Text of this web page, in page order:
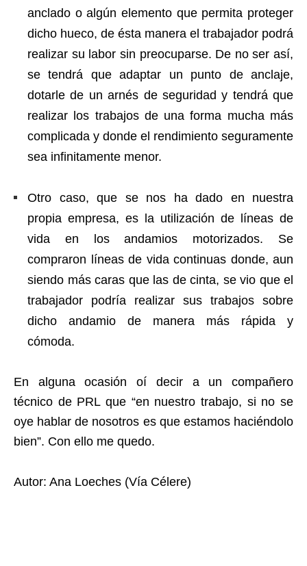
anclado o algún elemento que permita proteger
dicho hueco, de ésta manera el trabajador podrá
realizar su labor sin preocuparse. De no ser así,
se tendrá que adaptar un punto de anclaje,
dotarle de un arnés de seguridad y tendrá que
realizar los trabajos de una forma mucha más
complicada y donde el rendimiento seguramente
sea infinitamente menor.
Otro caso, que se nos ha dado en nuestra
propia empresa, es la utilización de líneas de
vida en los andamios motorizados. Se
compraron líneas de vida continuas donde, aun
siendo más caras que las de cinta, se vio que el
trabajador podría realizar sus trabajos sobre
dicho andamio de manera más rápida y
cómoda.
En alguna ocasión oí decir a un compañero
técnico de PRL que “en nuestro trabajo, si no se
oye hablar de nosotros es que estamos haciéndolo
bien”. Con ello me quedo.
Autor: Ana Loeches (Vía Célere)